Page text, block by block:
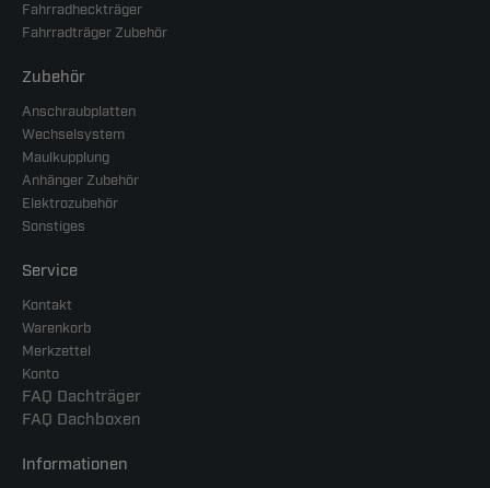
Fahrradheckträger
Fahrradträger Zubehör
Zubehör
Anschraubplatten
Wechselsystem
Maulkupplung
Anhänger Zubehör
Elektrozubehör
Sonstiges
Service
Kontakt
Warenkorb
Merkzettel
Konto
FAQ Dachträger
FAQ Dachboxen
Informationen